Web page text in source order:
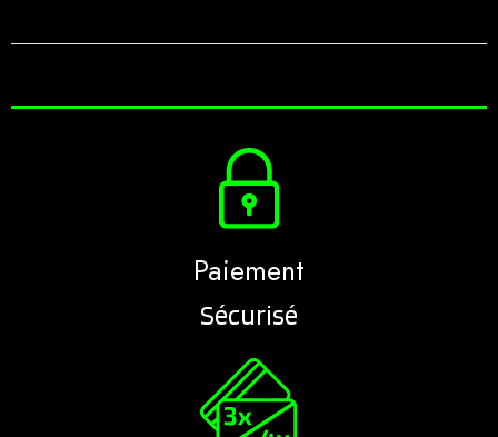
Paiement
Sécurisé